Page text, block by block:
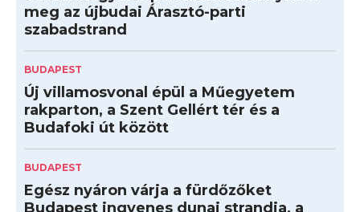
meg az újbudai Árasztó-parti
szabadstrand
BUDAPEST
Új villamosvonal épül a Műegyetem
rakparton, a Szent Gellért tér és a
Budafoki út között
BUDAPEST
Egész nyáron várja a fürdőzőket
Budapest ingyenes dunai strandja, a